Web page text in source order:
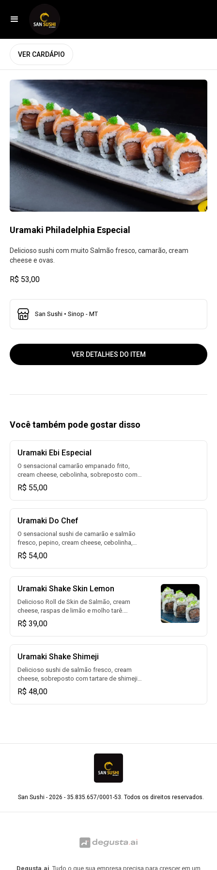
VER CARDÁPIO
Uramaki Philadelphia Especial
Delicioso sushi com muito Salmão fresco, camarão, cream
cheese e ovas.
R$ 53,00
San Sushi • Sinop - MT
VER DETALHES DO ITEM
Você também pode gostar disso
Uramaki Ebi Especial
O sensacional camarão empanado frito,
cream cheese, cebolinha, sobreposto com
fatias de salmão, alho poró e molho tarê.
(08un)
R$ 55,00
Uramaki Do Chef
O sensacional sushi de camarão e salmão
fresco, pepino, cream cheese, cebolinha,
sobreposto com fatia de salmão
maçaricado, raspas de limão siciliano e tarê.
(08un)
R$ 54,00
Uramaki Shake Skin Lemon
Delicioso Roll de Skin de Salmão, cream
cheese, raspas de limão e molho tarê.
(08un)
R$ 39,00
Uramaki Shake Shimeji
Delicioso sushi de salmão fresco, cream
cheese, sobreposto com tartare de shimeji.
(08un)
R$ 48,00
San Sushi - 2026 - 35.835.657/0001-53. Todos os direitos reservados.
Degusta.ai . Tudo o que sua empresa precisa para crescer em um